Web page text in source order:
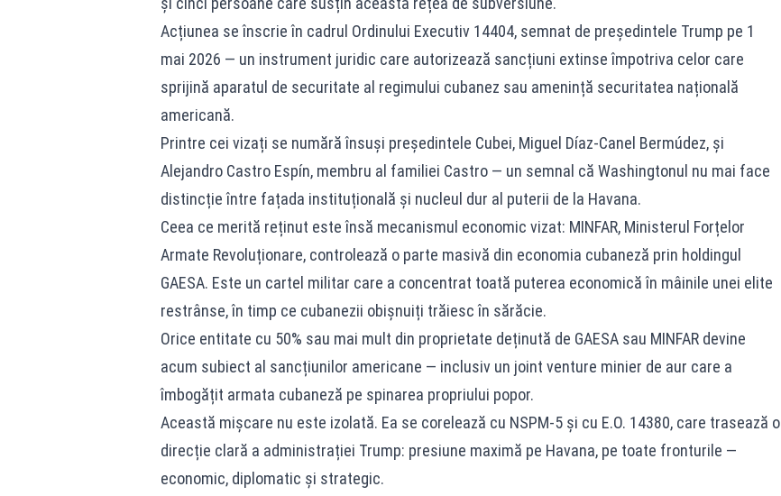
Acțiunea se înscrie în cadrul Ordinului Executiv 14404, semnat de președintele Trump pe 1
mai 2026 — un instrument juridic care autorizează sancțiuni extinse împotriva celor care
sprijină aparatul de securitate al regimului cubanez sau amenință securitatea națională
americană.
Printre cei vizați se numără însuși președintele Cubei, Miguel Díaz-Canel Bermúdez, și
Alejandro Castro Espín, membru al familiei Castro — un semnal că Washingtonul nu mai face
distincție între fațada instituțională și nucleul dur al puterii de la Havana.
Ceea ce merită reținut este însă mecanismul economic vizat: MINFAR, Ministerul Forțelor
Armate Revoluționare, controlează o parte masivă din economia cubaneză prin holdingul
GAESA. Este un cartel militar care a concentrat toată puterea economică în mâinile unei elite
restrânse, în timp ce cubanezii obișnuiți trăiesc în sărăcie.
Orice entitate cu 50% sau mai mult din proprietate deținută de GAESA sau MINFAR devine
acum subiect al sancțiunilor americane — inclusiv un joint venture minier de aur care a
îmbogățit armata cubaneză pe spinarea propriului popor.
Această mișcare nu este izolată. Ea se corelează cu NSPM-5 și cu E.O. 14380, care trasează o
direcție clară a administrației Trump: presiune maximă pe Havana, pe toate fronturile —
economic, diplomatic și strategic.